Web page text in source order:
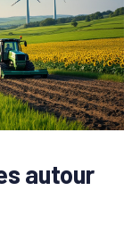
autour